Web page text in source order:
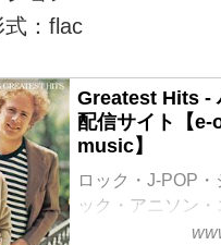
式：flac
Greatest Hits -
配信サイト【
music】
ロック・J-POP
ック・アニソン・
様々なジャンル